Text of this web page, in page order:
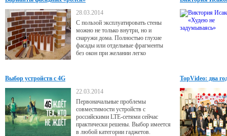
фотограф Нисcор Абдураззаков.
28.03.2014
С пользой эксплуатировать стены
можно не только внутри, но и
снаружи дома. Полностью глухие
фасады или отдельные фрагменты
без окон при желании легко
Выбор устройств с 4G
22.03.2014
Первоначальные проблемы
совместимости устройств с
российскими LTE-сетями сейчас
практически решены. Выбор имеется
в любой категории гаджетов.
TopVideo: два